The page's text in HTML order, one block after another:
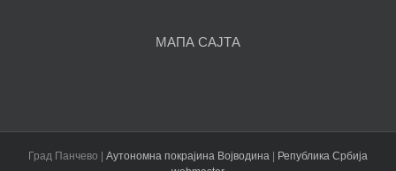
МАПА САЈТА
Град Панчево | Аутономна покрајина Војводина | Република Србија